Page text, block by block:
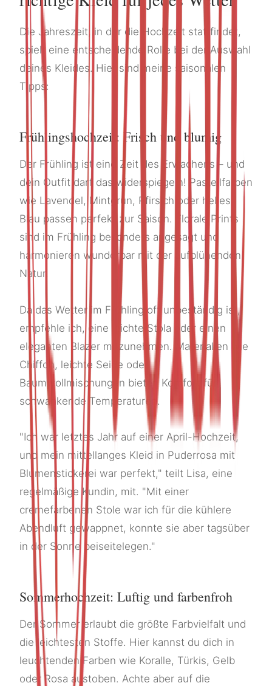
Die Jahreszeit, in der die Hochzeit stattfindet,
spielt eine entscheidende Rolle bei der Auswahl
deines Kleides. Hier sind meine saisonalen
Tipps:
Frühlingshochzeit: Frisch und blumig
Der Frühling ist eine Zeit des Erwachens – und
dein Outfit darf das widerspiegeln! Pastellfarben
wie Lavendel, Mintgrün, Pfirsich oder helles
Blau passen perfekt zur Saison. Florale Prints
sind im Frühling besonders angesagt und
harmonieren wunderbar mit der aufblühenden
Natur.
Da das Wetter im Frühling oft unbeständig ist,
empfehle ich, eine leichte Stola oder einen
eleganten Blazer mitzunehmen. Materialien wie
Chiffon, leichte Seide oder
Baumwollmischungen bieten Komfort für
schwankende Temperaturen.
"Ich war letztes Jahr auf einer April-Hochzeit,
und mein mittellanges Kleid in Puderrosa mit
Blumenstickerei war perfekt," teilt Lisa, eine
regelmäßige Kundin, mit. "Mit einer
cremefarbenen Stole war ich für die kühlere
Abendluft gewappnet, konnte sie aber tagsüber
in der Sonne beiseitelegen."
Sommerhochzeit: Luftig und farbenfroh
Der Sommer erlaubt die größte Farbvielfalt und
die leichtesten Stoffe. Hier kannst du dich in
leuchtenden Farben wie Koralle, Türkis, Gelb
oder Rosa austoben. Achte aber auf die